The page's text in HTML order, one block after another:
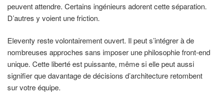
peuvent attendre. Certains ingénieurs adorent cette séparation.
D’autres y voient une friction.
Eleventy reste volontairement ouvert. Il peut s’intégrer à de
nombreuses approches sans imposer une philosophie front-end
unique. Cette liberté est puissante, même si elle peut aussi
signifier que davantage de décisions d’architecture retombent
sur votre équipe.